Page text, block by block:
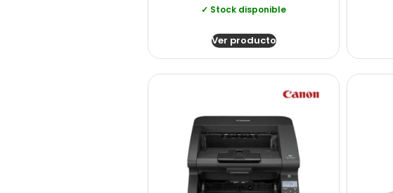
✓ Stock disponible
Ver producto